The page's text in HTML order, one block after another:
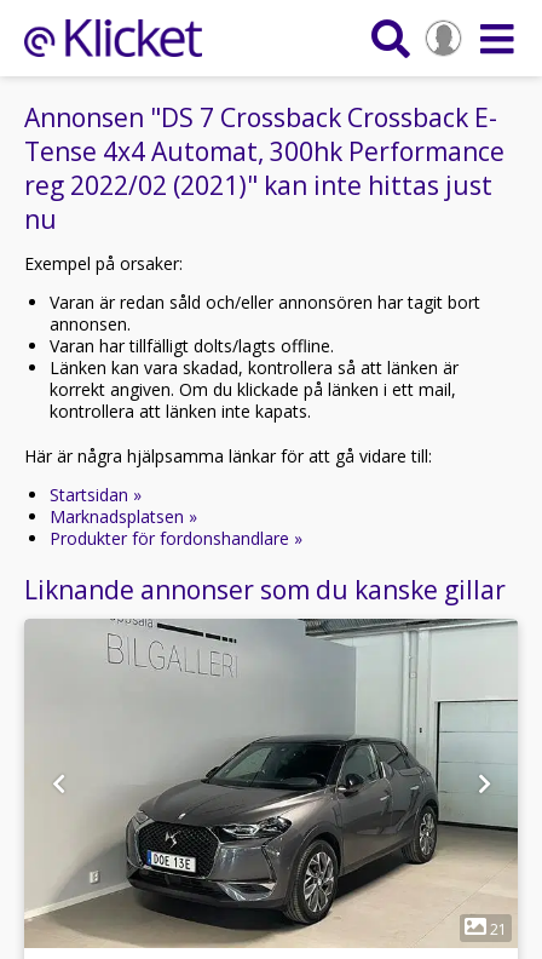
Annonsen "DS 7 Crossback Crossback E-
Tense 4x4 Automat, 300hk Performance
reg 2022/02 (2021)" kan inte hittas just
nu
Exempel på orsaker:
Varan är redan såld och/eller annonsören har tagit bort
annonsen.
Varan har tillfälligt dolts/lagts offline.
Länken kan vara skadad, kontrollera så att länken är
korrekt angiven. Om du klickade på länken i ett mail,
kontrollera att länken inte kapats.
Här är några hjälpsamma länkar för att gå vidare till:
Startsidan »
Marknadsplatsen »
Produkter för fordonshandlare »
Liknande annonser som du kanske gillar
21